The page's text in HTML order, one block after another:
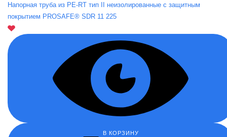
Напорная труба из PE-RT тип II неизолированные с защитным
покрытием PROSAFE® SDR 11 225
В КОРЗИНУ